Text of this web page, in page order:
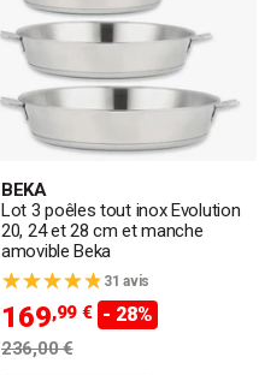
BEKA
Lot 3 poêles tout inox Evolution
20, 24 et 28 cm et manche
amovible Beka
31 avis
169,99 € - 28%
236,00 €